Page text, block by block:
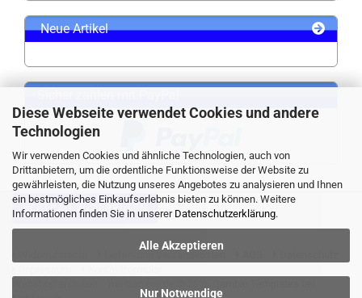
Diese Webseite verwendet Cookies und andere
Technologien
Wir verwenden Cookies und ähnliche Technologien, auch von
Drittanbietern, um die ordentliche Funktionsweise der Website zu
gewährleisten, die Nutzung unseres Angebotes zu analysieren und Ihnen
ein bestmögliches Einkaufserlebnis bieten zu können. Weitere
Informationen finden Sie in unserer Datenschutzerklärung.
Alle Akzeptieren
Nur Notwendige
Neue Artikel
VERTRAG WIDERRUFEN
Liefer- und Versandkosten